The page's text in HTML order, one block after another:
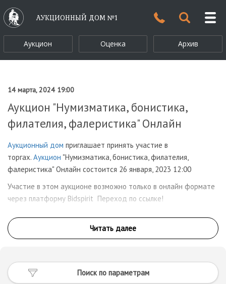
АУКЦИОННЫЙ ДОМ №1
Аукцион Оценка Архив
14 марта, 2024 19:00
Аукцион "Нумизматика, бонистика,
филателия, фалеристика" Онлайн
Аукционный дом приглашает принять участие в
торгах. Аукцион "Нумизматика, бонистика, филателия,
фалеристика" Онлайн состоится 26 января, 2023 12:00
Участие в этом аукционе возможно только в онлайн формате
через платформу Bidspirit Переход по ссылке!